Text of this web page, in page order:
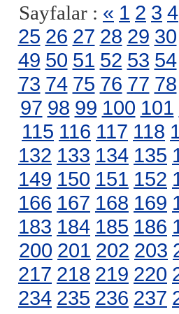
Sayfalar : « 1 2 3 4
25 26 27 28 29 30
49 50 51 52 53 54
73 74 75 76 77 78
97 98 99 100 101
115 116 117 118
132 133 134 135
149 150 151 152
166 167 168 169
183 184 185 186
200 201 202 203
217 218 219 220
234 235 236 237